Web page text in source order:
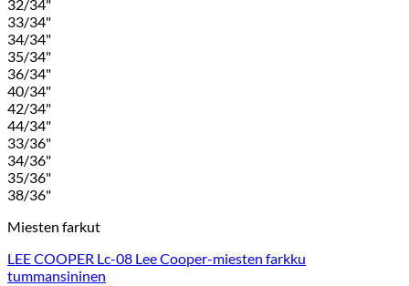
32/34"
33/34"
34/34"
35/34"
36/34"
40/34"
42/34"
44/34"
33/36"
34/36"
35/36"
38/36"
Miesten farkut
LEE COOPER Lc-08 Lee Cooper-miesten farkku
tummansininen